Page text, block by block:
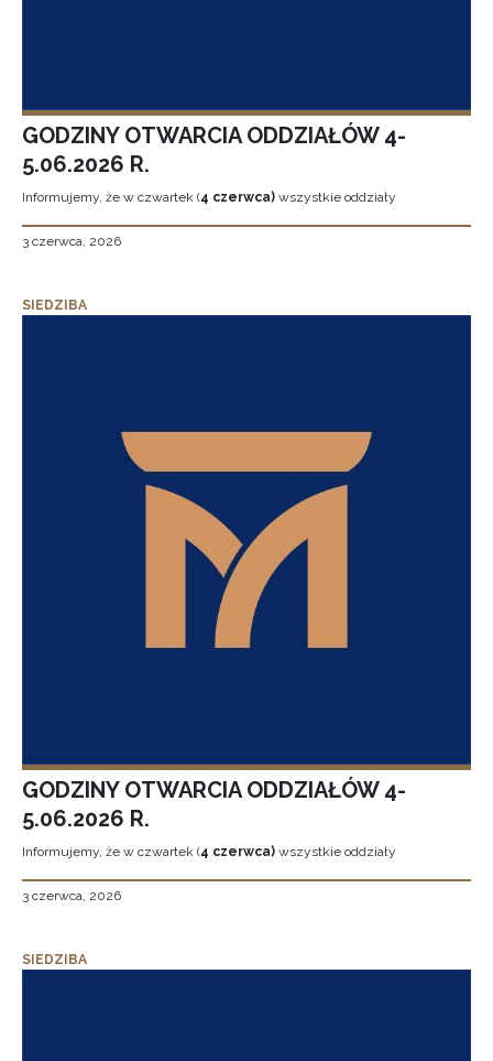
GODZINY OTWARCIA ODDZIAŁÓW 4-
5.06.2026 R.
Informujemy, że w czwartek (4 czerwca) wszystkie oddziały
3 czerwca, 2026
SIEDZIBA
GODZINY OTWARCIA ODDZIAŁÓW 4-
5.06.2026 R.
Informujemy, że w czwartek (4 czerwca) wszystkie oddziały
3 czerwca, 2026
SIEDZIBA